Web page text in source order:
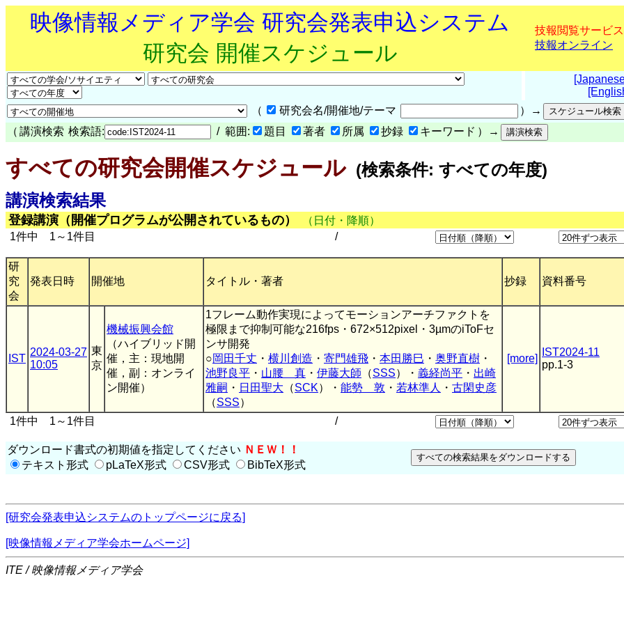
映像情報メディア学会 研究会発表申込システム
研究会 開催スケジュール
技報閲覧サービス
技報オンライン
（
研究会名/開催地/テーマ
）→
（ 講演検索 検索語: / 範囲: 題目 著者 所属 抄録 キーワード ）→
すべての研究会開催スケジュール(検索条件: すべての年度)
講演検索結果
登録講演（開催プログラムが公開されているもの）
（日付・降順）
1件中 1～1件目
/
研
究
会
発表日時 開催地 タイトル・著者 抄録 資料番号
IST
2024-03-27
10:05
東
京
機械振興会館
（ハイブリッド開
催，主：現地開
催，副：オンライ
ン開催）
1フレーム動作実現によってモーションアーチファクトを
極限まで抑制可能な216fps・672×512pixel・3µmのiToFセ
ンサ開発
○岡田千丈 ・ 横川創造 ・ 寄門雄飛 ・ 本田勝巳 ・ 奥野直樹 ・
池野良平 ・ 山腰 真 ・ 伊藤大師 （SSS）・ 義経尚平 ・ 出崎
雅嗣 ・ 日田聖大 （SCK）・ 能勢 敦 ・ 若林準人 ・ 古閑史彦
（SSS）
[more]
IST2024-11
pp.1-3
1件中 1～1件目 /
ダウンロード書式の初期値を指定してください ＮＥＷ！！
テキスト形式
pLaTeX形式 CSV形式 BibTeX形式
[研究会発表申込システムのトップページに戻る]
[映像情報メディア学会ホームページ]
ITE / 映像情報メディア学会